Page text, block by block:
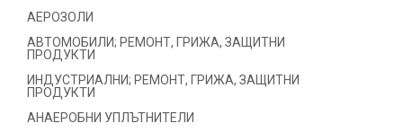
АЕРОЗОЛИ
АВТОМОБИЛИ; РЕМОНТ, ГРИЖА, ЗАЩИТНИ
ПРОДУКТИ
ИНДУСТРИАЛНИ; РЕМОНТ, ГРИЖА, ЗАЩИТНИ
ПРОДУКТИ
АНАЕРОБНИ УПЛЪТНИТЕЛИ